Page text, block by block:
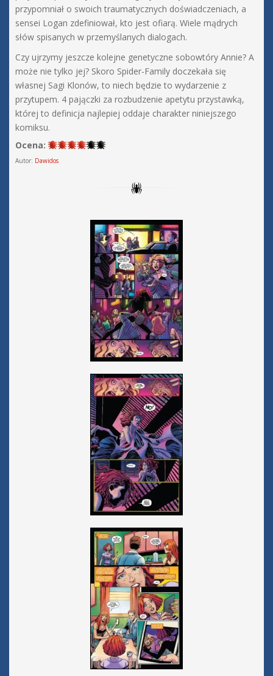
przypomniał o swoich traumatycznych doświadczeniach, a
sensei Logan zdefiniował, kto jest ofiarą. Wiele mądrych
słów spisanych w przemyślanych dialogach.
Czy ujrzymy jeszcze kolejne genetyczne sobowtóry Annie? A
może nie tylko jej? Skoro Spider-Family doczekała się
własnej Sagi Klonów, to niech będzie to wydarzenie z
przytupem. 4 pajączki za rozbudzenie apetytu przystawką,
której to definicja najlepiej oddaje charakter niniejszego
komiksu.
Ocena:
Autor: Dawidos